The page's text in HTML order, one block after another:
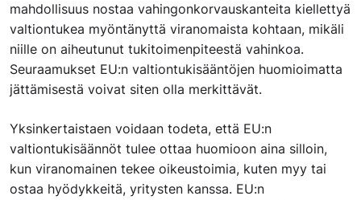
mahdollisuus nostaa vahingonkorvauskanteita kiellettyä
valtiontukea myöntänyttä viranomaista kohtaan, mikäli
niille on aiheutunut tukitoimenpiteestä vahinkoa.
Seuraamukset EU:n valtiontukisääntöjen huomioimatta
jättämisestä voivat siten olla merkittävät.
Yksinkertaistaen voidaan todeta, että EU:n
valtiontukisäännöt tulee ottaa huomioon aina silloin,
kun viranomainen tekee oikeustoimia, kuten myy tai
ostaa hyödykkeitä, yritysten kanssa. EU:n